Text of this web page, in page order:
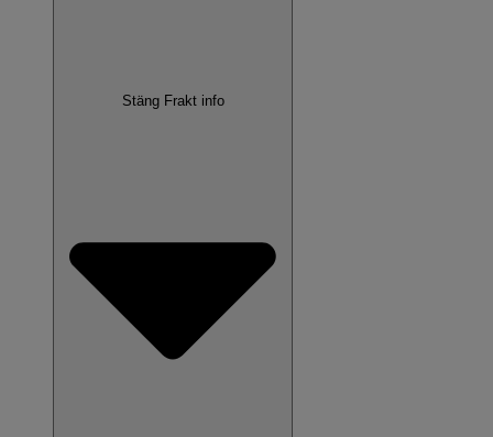
Stäng Frakt info